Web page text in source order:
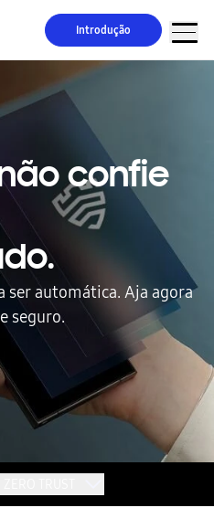
Introdução
confie
ser automática. Aja agora
seguro.